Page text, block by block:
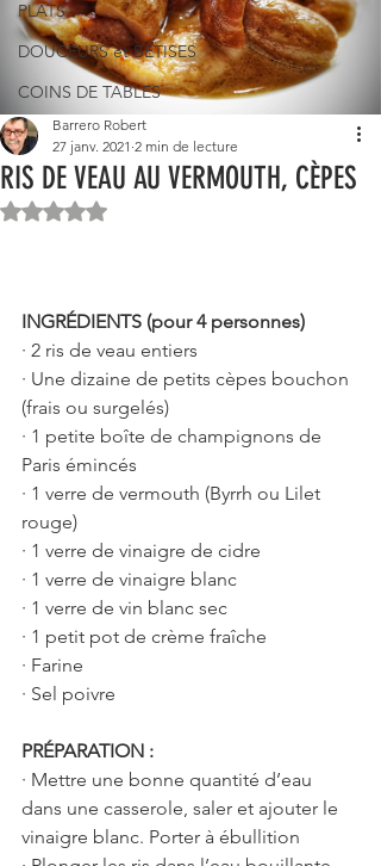
PLATS
DOUCEURS et BÊTISES
COINS DE TABLES
RIS DE VEAU AU VERMOUTH, CÈPES
Barrero Robert
27 janv. 2021 2 min de lecture
Noté NaN étoiles sur 5.
INGRÉDIENTS (pour 4 personnes)
· 2 ris de veau entiers
· Une dizaine de petits cèpes bouchon
(frais ou surgelés)
· 1 petite boîte de champignons de
Paris émincés
· 1 verre de vermouth (Byrrh ou Lilet
rouge)
· 1 verre de vinaigre de cidre
· 1 verre de vinaigre blanc
· 1 verre de vin blanc sec
· 1 petit pot de crème fraîche
· Farine
· Sel poivre
PRÉPARATION :
· Mettre une bonne quantité d’eau
dans une casserole, saler et ajouter le
vinaigre blanc. Porter à ébullition